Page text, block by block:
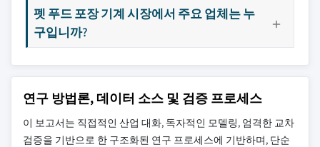
펫 푸드 포장 기계 시장에서 주요 업체는 누
구입니까?
연구 방법론, 데이터 소스 및 검증 프로세스
이 보고서는 직접적인 산업 대화, 독자적인 모델링, 엄격한 교차
검증을 기반으로 한 구조화된 연구 프로세스에 기반하며, 단순